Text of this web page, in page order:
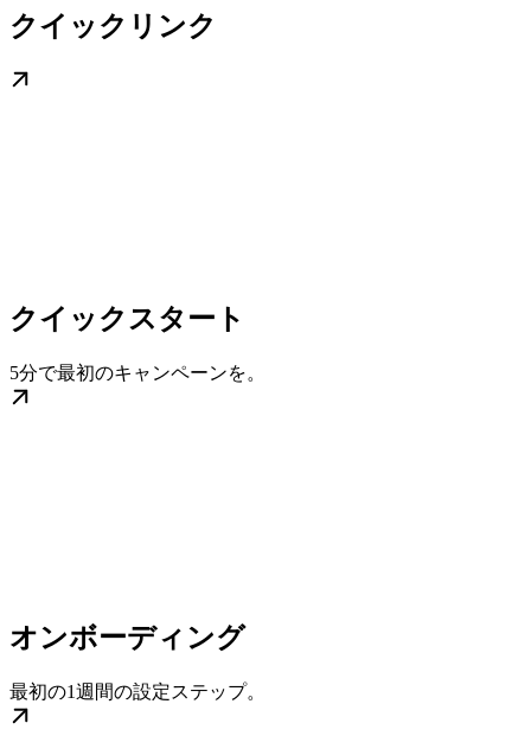
クイックリンク
クイックスタート
5分で最初のキャンペーンを。
オンボーディング
最初の1週間の設定ステップ。